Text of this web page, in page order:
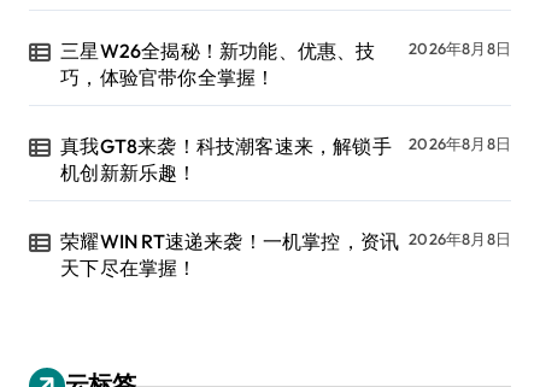
三星W26全揭秘！新功能、优惠、技
巧，体验官带你全掌握！
2026年8月8日
真我GT8来袭！科技潮客速来，解锁手
机创新新乐趣！
2026年8月8日
荣耀WIN RT速递来袭！一机掌控，资讯
天下尽在掌握！
2026年8月8日